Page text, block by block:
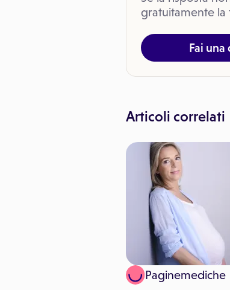
gratuitamente la
Fai
Articoli correlati
Paginemediche